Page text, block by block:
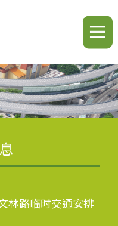
A A A
林路临时交通安排